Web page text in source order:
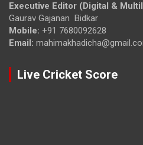
Executive Editor (Digital &
Gaurav Gajanan Bidkar
Mobile: +91 7680092628
Email:
Live Cricket Score